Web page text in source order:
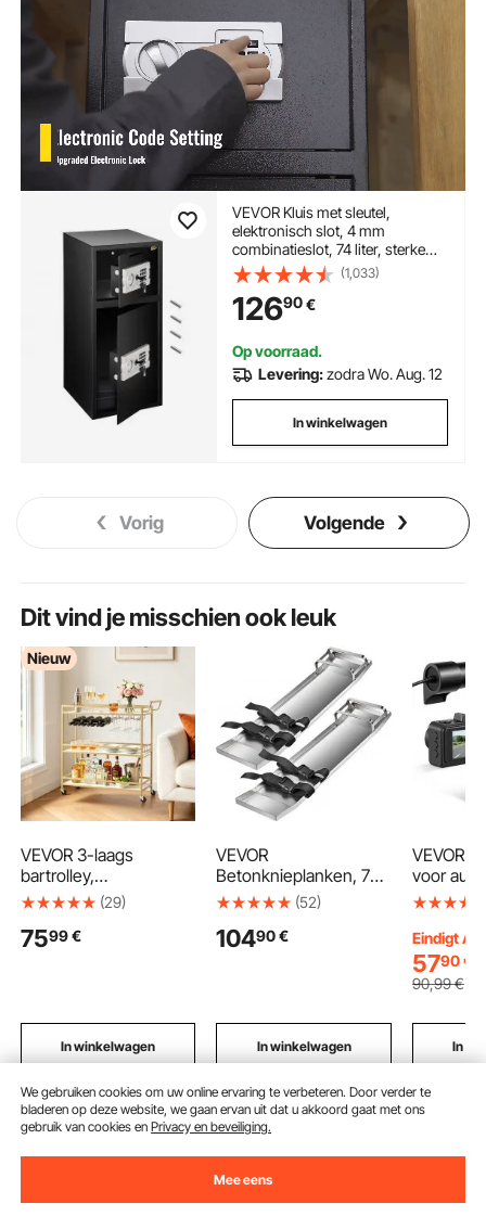
VEVOR Kluis met sleutel,
elektronisch slot, 4 mm
combinatieslot, 74 liter, sterke
ijzeren kluis, meubelkluis met
robuuste stalen constructie
(1,033)
12690€
Op voorraad.
Levering:zodra Wo. Aug. 12
In winkelwagen
Vorig Volgende
Dit vind je misschien ook leuk
Nieuw
VEVOR 3-laags
bartrolley,
serveerwagen/dranktr
glashouders en
keukentrolley/thuisbar,
draagvermogen van 20
kg per schap, 910 x
(29)
7599€
In winkelwagen
VEVOR
Betonknieplanken, 75
x 20 cm, Betonglijders,
staal, Betonglijders,
cement- en betonwerk
(52)
10490 €
In winkelwagen
VEVOR
voor
met
GPS G-
GB),
129° +
Eindigt
5790€
90,99€
In
Aanbevolen zoekopdrachten
We gebruiken cookies om uw online ervaring te verbeteren. Door verder te
bladeren op deze website, we gaan ervan uit dat u akkoord gaat met ons
gebruik van cookies enPrivacy en beveiliging.
Mee eens